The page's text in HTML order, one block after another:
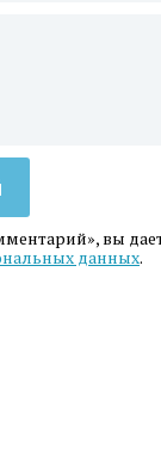
вы
данных.